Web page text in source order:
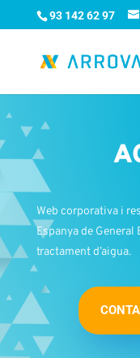
93 142 62 97
Web corporativa i
Espanya de
tractament d’aigua.